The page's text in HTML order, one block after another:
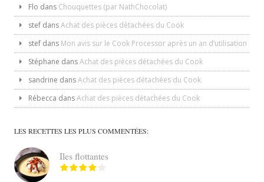
Flo dans Chouquettes (par NathChocolat)
stef dansAchat des pièces détachées du Cook
stef dans Mon avis sur le Cook Processor après un an d’utilisation
Stéphane dansAchat des pièces détachées du Cook
sandrine dansAchat des pièces détachées du Cook
Rébecca dansAchat des pièces détachées du Cook
LES RECETTES LES PLUS COMMENTÉES:
Iles flottantes